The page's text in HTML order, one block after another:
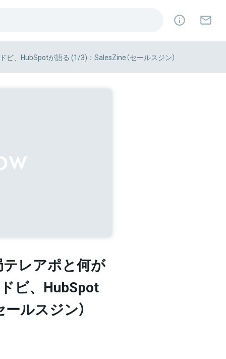
、HubSpotが語る (1/3)：SalesZine（セールスジン）
レアポと何が
ビ、HubSpot
ルスジン）